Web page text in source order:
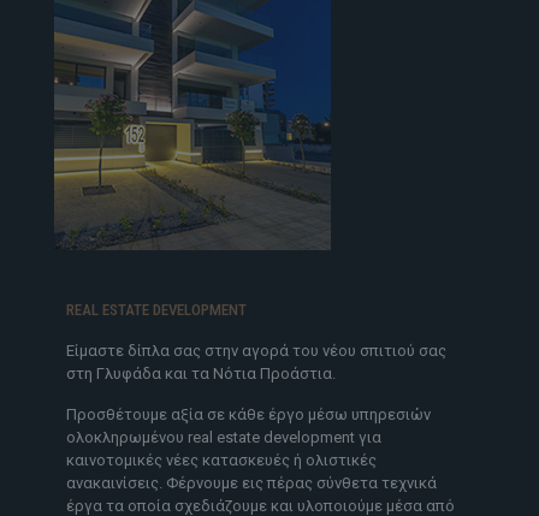
REAL ESTATE DEVELOPMENT
Είμαστε δίπλα σας στην αγορά του νέου σπιτιού σας
στη Γλυφάδα και τα Νότια Προάστια.
Προσθέτουμε αξία σε κάθε έργο μέσω υπηρεσιών
ολοκληρωμένου real estate development για
καινοτομικές νέες κατασκευές ή ολιστικές
ανακαινίσεις. Φέρνουμε εις πέρας σύνθετα τεχνικά
έργα τα οποία σχεδιάζουμε και υλοποιούμε μέσα από